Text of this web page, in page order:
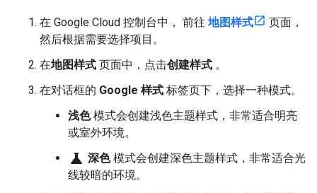
在 Google Cloud 控制台中， 前往 地图样式
页面，
然后根据需要选择项目。
在地图样式 页面中，点击创建样式 。
在对话框的 Google 样式 标签页下，选择一种模式。
浅色模式会创建浅色主题样式，非常适合明亮
或室外环境。
science 深色模式会创建深色主题样式，非常适合光
线较暗的环境。